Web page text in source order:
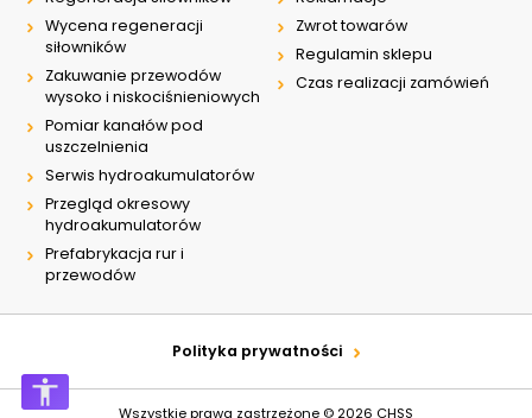
Wycena regeneracji
siłowników
Zakuwanie przewodów
wysoko i niskociśnieniowych
Pomiar kanałów pod
uszczelnienia
Serwis hydroakumulatorów
Przegląd okresowy
hydroakumulatorów
Prefabrykacja rur i
przewodów
Zwrot towarów
Regulamin sklepu
Czas realizacji zamówień
Polityka prywatności
Wszystkie prawa zastrzeżone © 2026 CHSS